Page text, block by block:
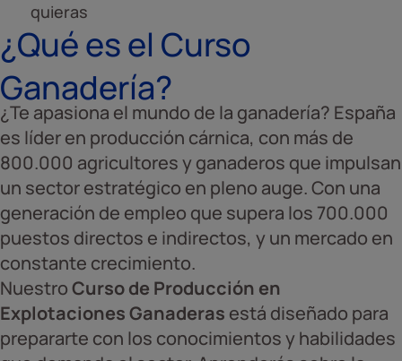
quieras
¿Qué es el Curso
Ganadería?
¿Te apasiona el mundo de la ganadería? España
es líder en producción cárnica, con más de
800.000 agricultores y ganaderos que impulsan
un sector estratégico en pleno auge. Con una
generación de empleo que supera los 700.000
puestos directos e indirectos, y un mercado en
constante crecimiento.
NuestroCurso de Producción en
Explotaciones Ganaderas está diseñado para
prepararte con los conocimientos y habilidades